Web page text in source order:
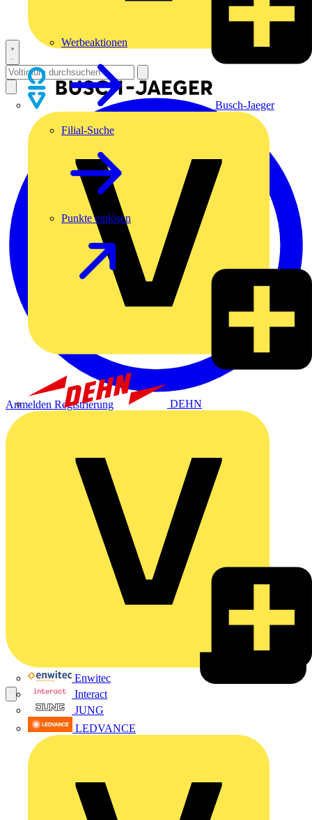
Busch-Jaeger
DEHN
Enwitec
Interact
JUNG
LEDVANCE
Werbeaktionen
Filial-Suche
Punkte einlösen
Anmelden Registrierung